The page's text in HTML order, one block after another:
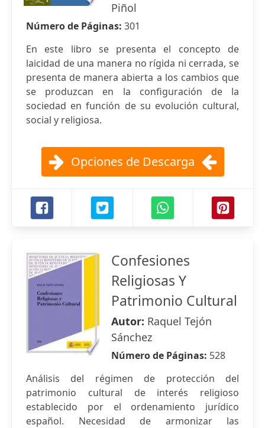
Piñol
Número de Páginas: 301
En este libro se presenta el concepto de
laicidad de una manera no rígida ni cerrada, se
presenta de manera abierta a los cambios que
se produzcan en la configuración de la
sociedad en función de su evolución cultural,
social y religiosa.
Opciones de Descarga
Confesiones
Religiosas Y
Patrimonio Cultural
Autor: Raquel Tejón
Sánchez
Número de Páginas: 528
Análisis del régimen de protección del
patrimonio cultural de interés religioso
establecido por el ordenamiento jurídico
español. Necesidad de armonizar las